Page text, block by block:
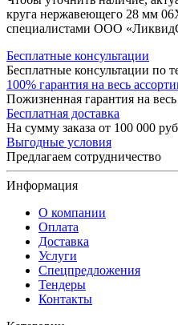
круга нержавеющего 28 мм
специалистами ООО
Бесплатные консультации
Бесплатные консультации по
100% гарантия на весь
Пожизненная гарантия на
Бесплатная доставка
На сумму заказа от 100 000
Выгодные условия
Предлагаем сотрудничество
Информация
О компании
Оплата
Доставка
Услуги
Спецпредложения
Тендеры
Контакты